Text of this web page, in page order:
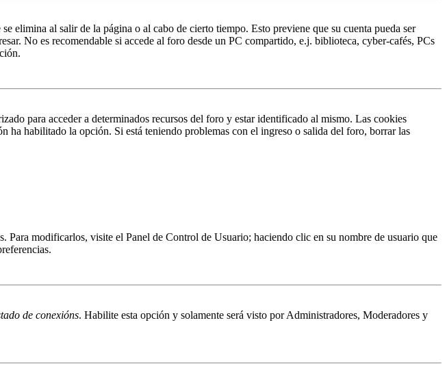
elimina al salir de la página o al cabo de cierto tiempo. Esto previene que su cuenta pueda ser
No es recomendable si accede al foro desde un PC compartido, e.j. biblioteca, cyber-cafés, PCs
para acceder a determinados recursos del foro y estar identificado al mismo. Las cookies
habilitado la opción. Si está teniendo problemas con el ingreso o salida del foro, borrar las
Para modificarlos, visite el Panel de Control de Usuario; haciendo clic en su nombre de usuario que
de conexións. Habilite esta opción y solamente será visto por Administradores, Moderadores y